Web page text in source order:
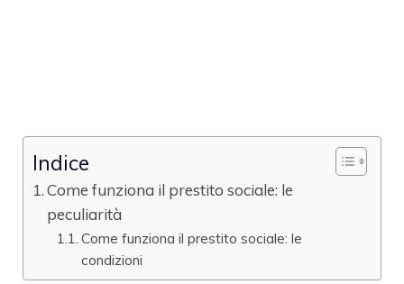
Indice
Come funziona il prestito sociale: le
peculiarità
Come funziona il prestito sociale: le
condizioni